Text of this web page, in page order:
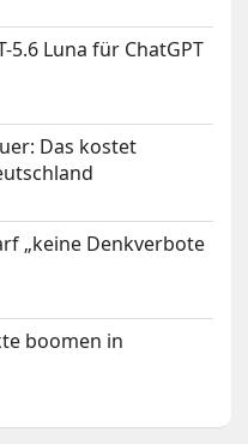
5.6 Luna für ChatGPT
Das kostet
„keine Denkverbote
boomen in